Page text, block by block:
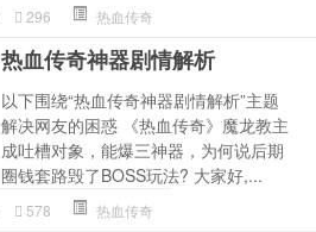
296 热血传奇
热血传奇神器剧情解析
以下围绕“热血传奇神器剧情解析”主题
解决网友的困惑 《热血传奇》魔龙教主
成吐槽对象，能爆三神器，为何说后期
圈钱套路毁了BOSS玩法? 大家好,...
578 热血传奇